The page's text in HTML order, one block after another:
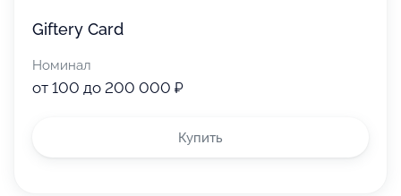
Giftery Card
Номинал
от 100 до 200 000 ₽
Купить